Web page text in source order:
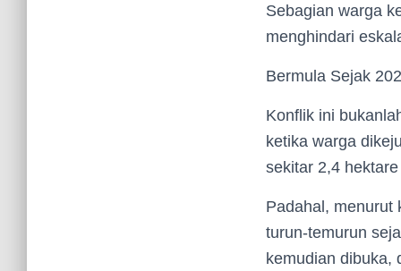
Sebagian warga
menghindari
Bermula Sejak
Konflik ini
ketika warga
sekitar 2,4
Padahal, menurut
turun-temurun
kemudian dibuka,